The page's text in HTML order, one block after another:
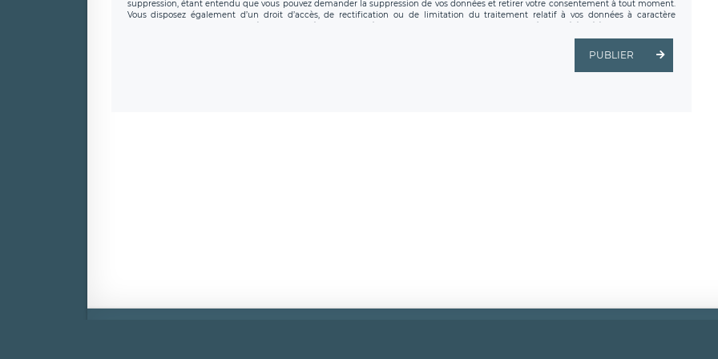
suppression, étant entendu que vous pouvez demander la suppression de vos données et retirer votre consentement à tout moment.
Vous disposez également d’un droit d’accès, de rectification ou de limitation du traitement relatif à vos données à caractère
personnel, ainsi que d’un droit à la portabilité de vos données. Vous pouvez exercer ces droits auprès du délégué à la protection des
données de LÉGAVOX qui exerce au siège social de LÉGAVOX et est joignable à l’adresse mail suivante :
l’adresse mail : responsabledetraitement@legavox.fr. Vous avez également le droit d’introduire une réclamation auprès d’une autorité
PUBLIER